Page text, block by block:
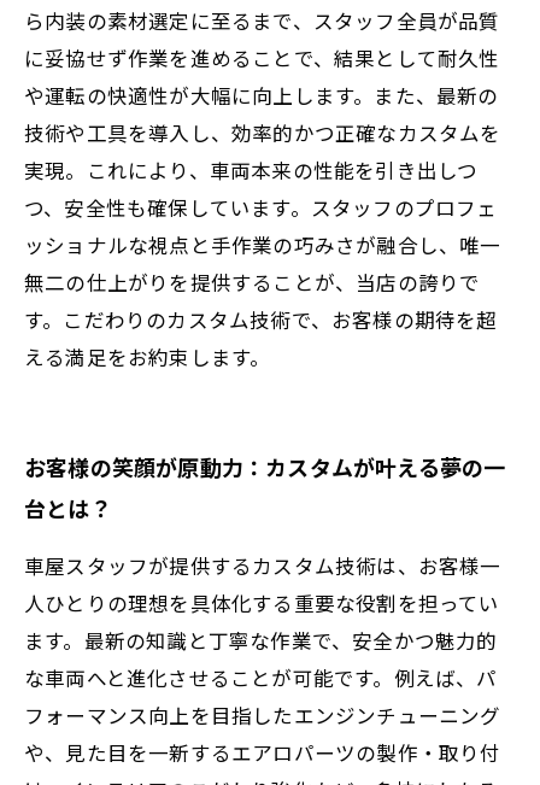
ら内装の素材選定に至るまで、スタッフ全員が品質
に妥協せず作業を進めることで、結果として耐久性
や運転の快適性が大幅に向上します。また、最新の
技術や工具を導入し、効率的かつ正確なカスタムを
実現。これにより、車両本来の性能を引き出しつ
つ、安全性も確保しています。スタッフのプロフェ
ッショナルな視点と手作業の巧みさが融合し、唯一
無二の仕上がりを提供することが、当店の誇りで
す。こだわりのカスタム技術で、お客様の期待を超
える満足をお約束します。
お客様の笑顔が原動力：カスタムが叶える夢の一
台とは？
車屋スタッフが提供するカスタム技術は、お客様一
人ひとりの理想を具体化する重要な役割を担ってい
ます。最新の知識と丁寧な作業で、安全かつ魅力的
な車両へと進化させることが可能です。例えば、パ
フォーマンス向上を目指したエンジンチューニング
や、見た目を一新するエアロパーツの製作・取り付